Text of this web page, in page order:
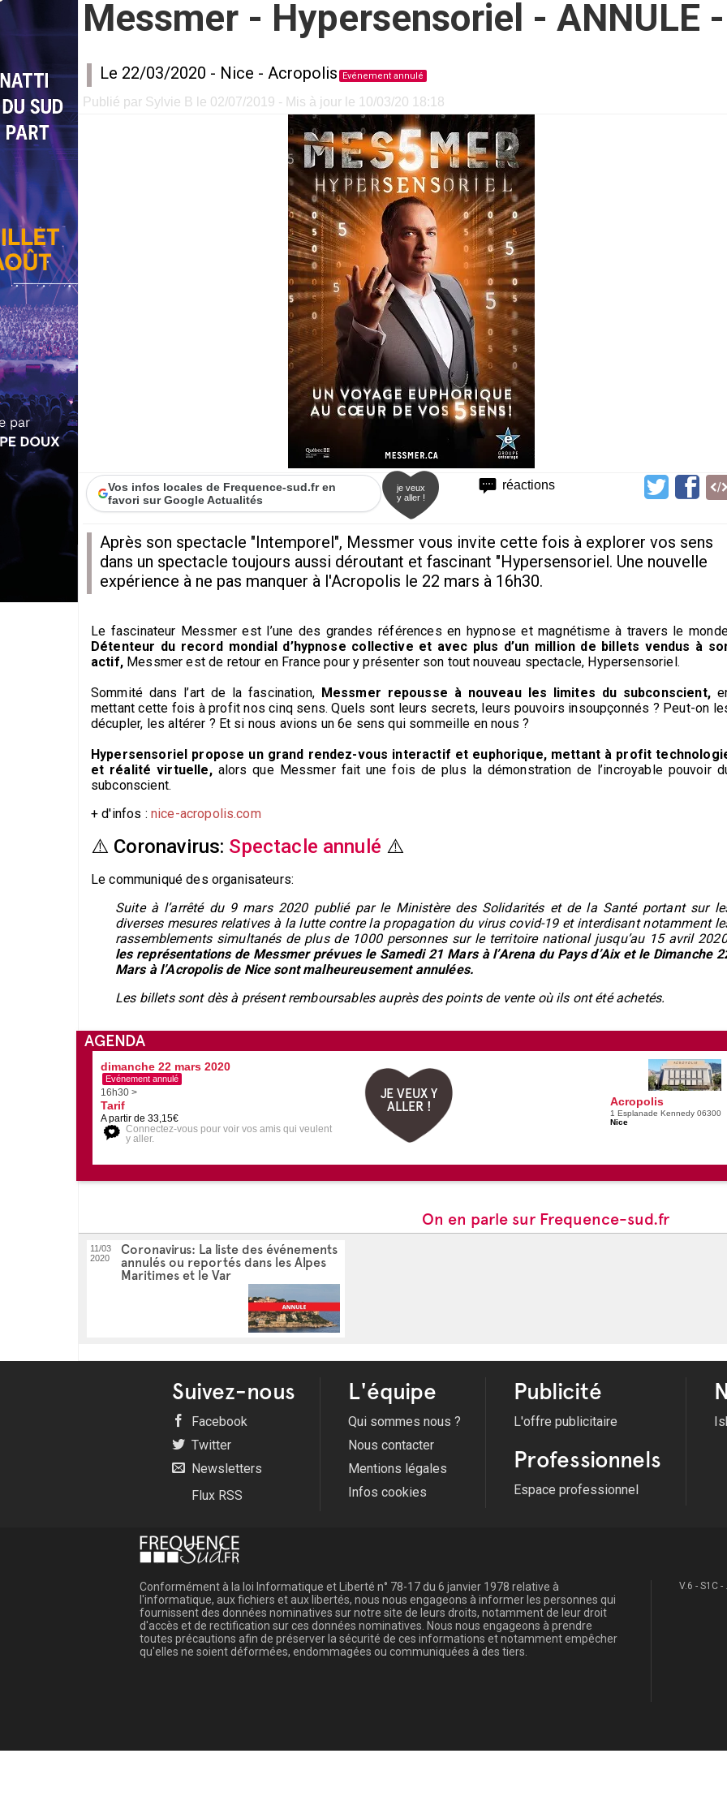
Messmer - Hypersensoriel - ANNULE -
Le 22/03/2020 - Nice - Acropolis Evénement annulé
Publié par Sylvie B le 02/07/2019 - Mis à jour le 10/03/20 18:18
réactions
Vos infos locales de Frequence-sud.fr en
favori sur Google Actualités
je veux
y aller !
Après son spectacle "Intemporel", Messmer vous invite cette fois à explorer vos sens
dans un spectacle toujours aussi déroutant et fascinant "Hypersensoriel. Une nouvelle
expérience à ne pas manquer à l'Acropolis le 22 mars à 16h30.
Le fascinateur Messmer est l’une des grandes références en hypnose et magnétisme à travers le
Détenteur du record mondial d’hypnose collective et avec plus d’un million de billets vendus à
actif,Messmer est de retour en France pour y présenter son tout nouveau spectacle, Hypersensoriel.
Sommité dans l’art de la fascination, Messmer repousse à nouveau les limites du subconscient,
mettant cette fois à profit nos cinq sens. Quels sont leurs secrets, leurs pouvoirs insoupçonnés ? Peut-on
décupler, les altérer ? Et si nous avions un 6e sens qui sommeille en nous ?
Hypersensoriel propose un grand rendez-vous interactif et euphorique, mettant à profit
et réalité virtuelle,alors que Messmer fait une fois de plus la démonstration de l’incroyable pouvoir
subconscient.
+ d'infos : nice-acropolis.com
⚠️ Coronavirus: Spectacle annulé ⚠️
Le communiqué des organisateurs:
Suite à l’arrêté du 9 mars 2020 publié par le Ministère des Solidarités et de la Santé portant sur
diverses mesures relatives à la lutte contre la propagation du virus covid-19 et interdisant notamment
rassemblements simultanés de plus de 1000 personnes sur le territoire national jusqu’au 15 avril 2020
les représentations de Messmer prévues le Samedi 21 Mars à l’Arena du Pays d’Aix et le Dimanche
Mars à l’Acropolis de Nice sont malheureusement annulées.
Les billets sont dès à présent remboursables auprès des points de vente où ils ont été achetés.
AGENDA
dimanche 22 mars 2020
Evénement annulé
16h30 >
Tarif
A partir de 33,15€
Connectez-vous pour voir vos amis qui veulent
y aller.
JE VEUX Y
ALLER !
Acropolis
1 Esplanade Kennedy 06300
Nice
On en parle sur Frequence-sud.fr
11/03
2020
Coronavirus: La liste des événements
annulés ou reportés dans les Alpes
Maritimes et le Var
Suivez-nous
Facebook
Twitter
Newsletters
Flux RSS
L'équipe
Qui sommes nous ?
Nous contacter
Mentions légales
Infos cookies
Publicité
L'offre publicitaire
Professionnels
Espace professionnel
Conformément à la loi Informatique et Liberté n° 78-17 du 6 janvier 1978 relative à
l'informatique, aux fichiers et aux libertés, nous nous engageons à informer les personnes qui
fournissent des données nominatives sur notre site de leurs droits, notamment de leur droit
d'accès et de rectification sur ces données nominatives. Nous nous engageons à prendre
toutes précautions afin de préserver la sécurité de ces informations et notamment empêcher
qu'elles ne soient déformées, endommagées ou communiquées à des tiers.
V.6 - S1C